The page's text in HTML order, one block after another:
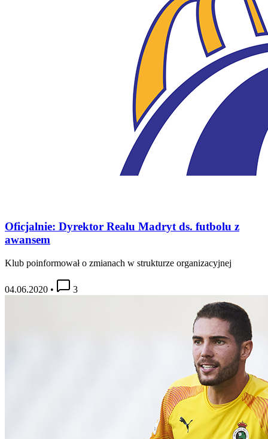
Oficjalnie: Dyrektor Realu Madryt ds. futbolu z
awansem
Klub poinformował o zmianach w strukturze organizacyjnej
04.06.2020 • 3